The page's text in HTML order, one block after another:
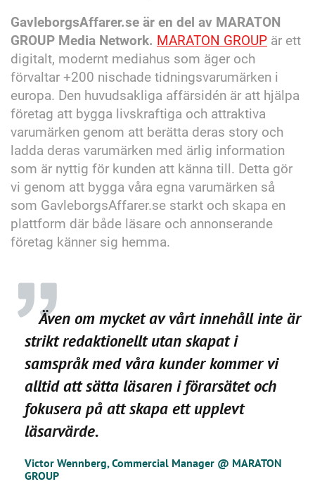
GavleborgsAffarer.se är en del av MARATON
GROUP Media Network. MARATON GROUP är ett
digitalt, modernt mediahus som äger och
förvaltar +200 nischade tidningsvarumärken i
europa. Den huvudsakliga affärsidén är att hjälpa
företag att bygga livskraftiga och attraktiva
varumärken genom att berätta deras story och
ladda deras varumärken med ärlig information
som är nyttig för kunden att känna till. Detta gör
vi genom att bygga våra egna varumärken så
som GavleborgsAffarer.se starkt och skapa en
plattform där både läsare och annonserande
företag känner sig hemma.
Även om mycket av vårt innehåll inte är
strikt redaktionellt utan skapat i
samspråk med våra kunder kommer vi
alltid att sätta läsaren i förarsätet och
fokusera på att skapa ett upplevt
läsarvärde.
Victor Wennberg, Commercial Manager @ MARATON
GROUP